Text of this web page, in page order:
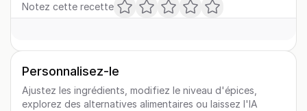
Notez cette recette
Personnalisez-le
Ajustez les ingrédients, modifiez le niveau d'épices,
explorez des alternatives alimentaires ou laissez l'IA